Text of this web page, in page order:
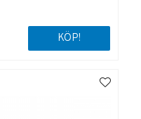
KÖP!